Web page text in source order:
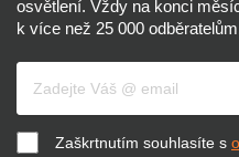
osvětlení. Vždy na konci
k více než 25 000
Zaškrtnutím souhlasíte s